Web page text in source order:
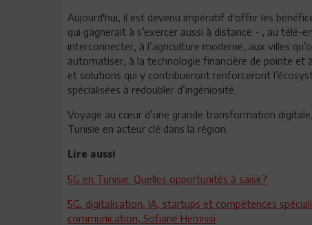
Aujourd'hui, il est devenu impératif d'offrir les
qui gagnerait à s’exercer aussi à distance - , au
interconnecter, à l’agriculture moderne, aux villes
automatiser, à la technologie financière de pointe et
et solutions qui y contribueront renforceront
spécialisées à redoubler d’ingéniosité.
Voyage au cœur d’une grande transformation
Tunisie en acteur clé dans la région.
Lire aussi
5G en Tunisie: Quelles opportunités à saisir?
5G, digitalisation, IA, startups et compétences
communication, Sofiane Hemissi